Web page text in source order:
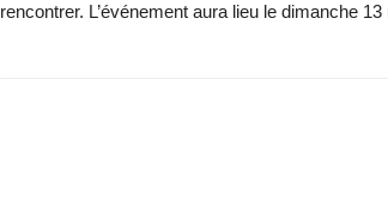
rencontrer. L’événement aura lieu le dimanche